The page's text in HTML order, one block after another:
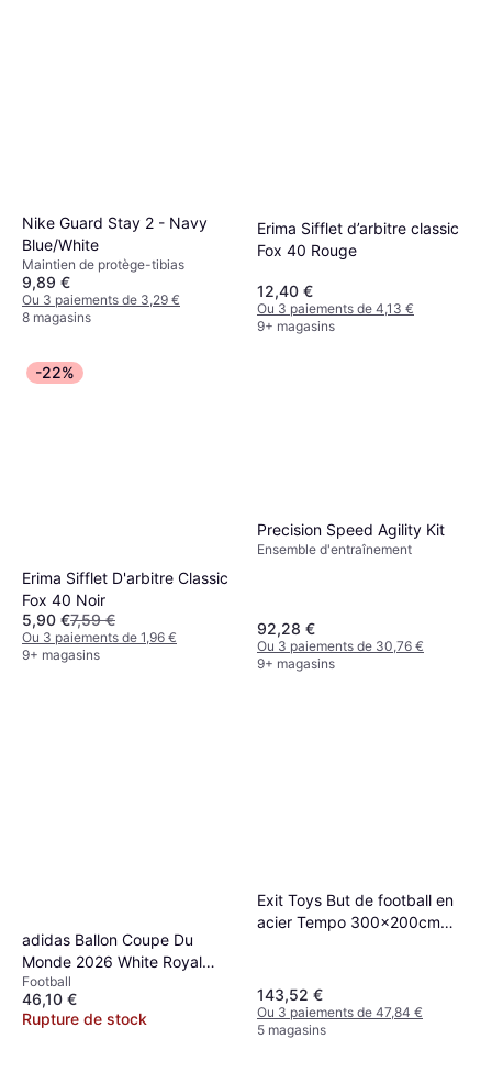
Nike Guard Stay 2 - Navy
Blue/White
Maintien de protège-tibias
9,89 €
Ou 3 paiements de 3,29 €
8 magasins
Erima Sifflet d’arbitre classic
Fox 40 Rouge
12,40 €
Ou 3 paiements de 4,13 €
9+ magasins
-22%
Erima Sifflet D'arbitre Classic
Fox 40 Noir
5,90 €7,59 €
Ou 3 paiements de 1,96 €
9+ magasins
Precision Speed Agility Kit
Ensemble d'entraînement
92,28 €
Ou 3 paiements de 30,76 €
9+ magasins
adidas Ballon Coupe Du
Monde 2026 White Royal
Blue Solar Blue Power Red
Football
46,10 €
Rupture de stock
Exit Toys But de football en
acier Tempo 300x200cm
143,52 €
Ou 3 paiements de 47,84 €
5 magasins